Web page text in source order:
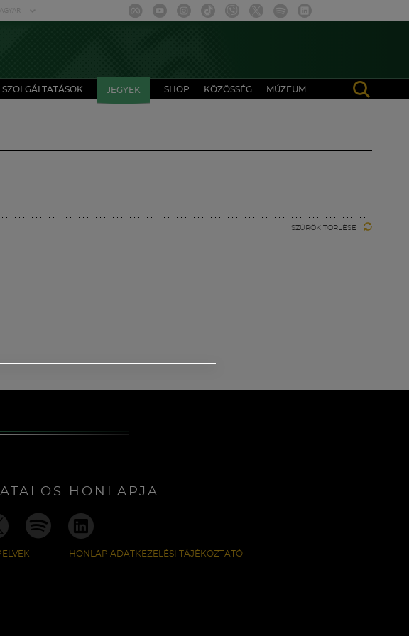
SZOLGÁLTATÁSOK JEGYEK SHOP KÖZÖSSÉG MÚZEUM
SZŰRŐK TÖRLÉSE
HONLAPJA
HONLAP ADATKEZELÉSI TÁJÉKOZTATÓ